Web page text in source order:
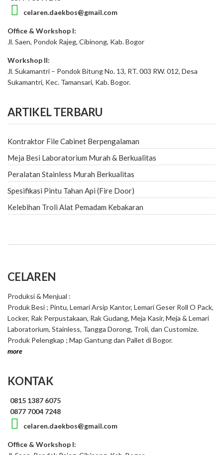
celaren.daekbos@gmail.com
Office & Workshop I:
Jl. Saen, Pondok Rajeg, Cibinong, Kab. Bogor
Workshop II:
Jl. Sukamantri – Pondok Bitung No. 13, RT. 003 RW. 012, Desa
Sukamantri, Kec. Tamansari, Kab. Bogor.
ARTIKEL TERBARU
Kontraktor File Cabinet Berpengalaman
Meja Besi Laboratorium Murah & Berkualitas
Peralatan Stainless Murah Berkualitas
Spesifikasi Pintu Tahan Api (Fire Door)
Kelebihan Troli Alat Pemadam Kebakaran
CELAREN
Produksi & Menjual :
Produk Besi ; Pintu, Lemari Arsip Kantor, Lemari Geser Roll O Pack,
Locker, Rak Perpustakaan, Rak Gudang, Meja Kasir, Meja & Lemari
Laboratorium, Stainless, Tangga Dorong, Troli, dan Customize.
Produk Pelengkap ; Map Gantung dan Pallet di Bogor.
more
KONTAK
0815 1387 6075
0877 7004 7248
celaren.daekbos@gmail.com
Office & Workshop I: